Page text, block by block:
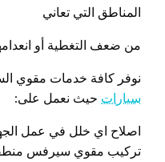
المناطق التي تعاني
من ضعف التغطية أو
نوفر كافة خدمات مقوي
سيارات حيث نعمل على:
اصلاح اي خلل في عمل
تركيب مقوي سيرفس